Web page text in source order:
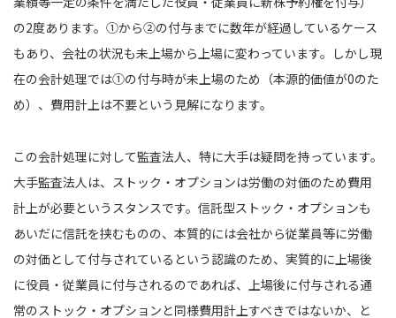
の2度あります。①から②の付与までに数年が経過しているケース
もあり、会社の状況も未上場から上場に変わっています。しかし現
在の会計処理では①の付与時が未上場のため（本源的価値が0のた
め）、費用計上は不要という見解になります。
この会計処理に対して監査法人、特に大手は疑問を持っています。
大手監査法人は、ストック・オプションは労働の対価のため費用
計上が必要というスタンスです。信託型ストック・オプションも
あいだに信託を挟むものの、本質的には会社から従業員等に労働
の対価として付与されているという認識のため、実質的に上場後
に役員・従業員に付与されるのであれば、上場後に付与される通
常のストック・オプションと同様費用計上すべきではないか、と